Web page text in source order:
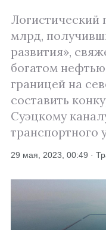
Логистический
млрд,
развития»,
богатом
границей на
составить
Суэцкому
транспортного
29 мая, 2023, 00:49 ·